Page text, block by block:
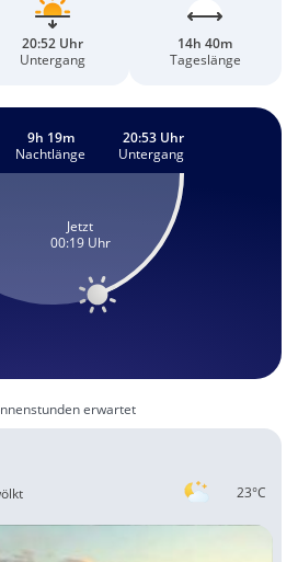
20:52 Uhr
Untergang
14h 40m
Tageslänge
Jetzt
00:19 Uhr
9h 19m
Nachtlänge
20:53 Uhr
Untergang
erwartet
23°C